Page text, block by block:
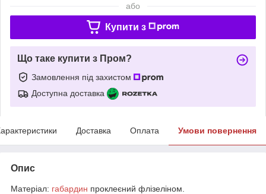
або
Купити з
Що таке купити з Пром?
Замовлення під захистом
Доступна доставка
Доставка Оплата Умови повернення
Опис
Матеріал: габардин проклеєний флізеліном.